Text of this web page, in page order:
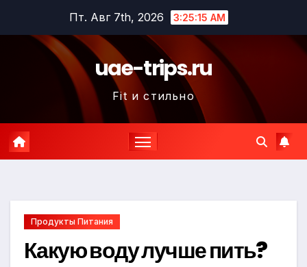
содержимому
Пт. Авг 7th, 2026 3:25:16 AM
uae-trips.ru
Fit и стильно
Продукты Питания
Какую воду лучше пить?